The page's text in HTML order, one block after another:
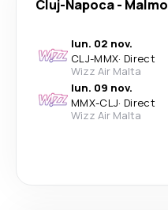
Cluj-Napoca- Malmo
lun. 02 nov.
CLJ-MMX· Direct
Wizz Air Malta
lun. 09 nov.
MMX-CLJ· Direct
Wizz Air Malta